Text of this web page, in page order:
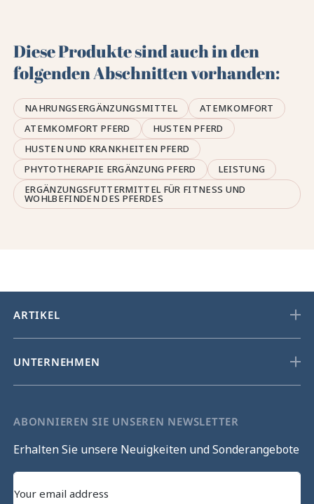
Diese Produkte sind auch in den
folgenden Abschnitten vorhanden:
NAHRUNGSERGÄNZUNGSMITTEL
ATEMKOMFORT
ATEMKOMFORT PFERD
HUSTEN PFERD
HUSTEN UND KRANKHEITEN PFERD
PHYTOTHERAPIE ERGÄNZUNG PFERD
LEISTUNG
ERGÄNZUNGSFUTTERMITTEL FÜR FITNESS UND
WOHLBEFINDEN DES PFERDES
ARTIKEL
UNTERNEHMEN
ABONNIEREN SIE UNSEREN NEWSLETTER
Erhalten Sie unsere Neuigkeiten und Sonderangebote